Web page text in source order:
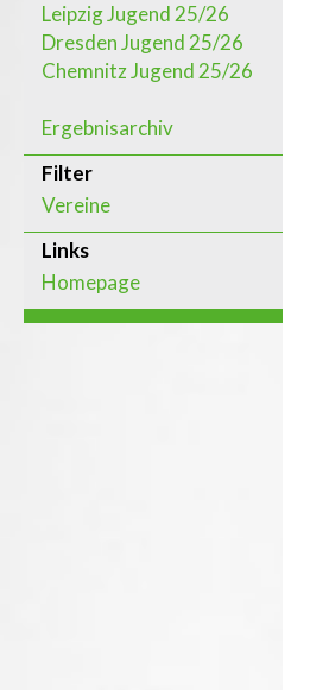
Leipzig Jugend 25/26
Dresden Jugend 25/26
Chemnitz Jugend 25/26
Ergebnisarchiv
Filter
Vereine
Links
Homepage